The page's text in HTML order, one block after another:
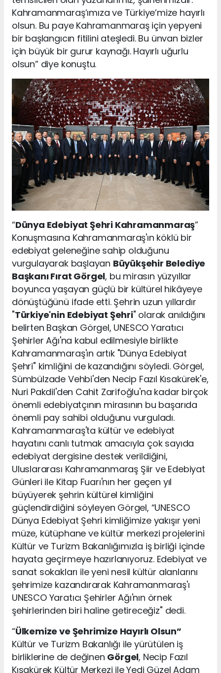
Kahramanmaraş’ımıza ve Türkiye’mize hayırlı
olsun. Bu paye Kahramanmaraş için yepyeni
bir başlangıcın fitilini ateşledi. Bu ünvan bizler
için büyük bir gurur kaynağı. Hayırlı uğurlu
olsun” diye konuştu.
“Dünya Edebiyat Şehri Kahramanmaraş”
Konuşmasına Kahramanmaraş'ın köklü bir
edebiyat geleneğine sahip olduğunu
vurgulayarak başlayan Büyükşehir Belediye
Başkanı Fırat Görgel, bu mirasın yüzyıllar
boyunca yaşayan güçlü bir kültürel hikâyeye
dönüştüğünü ifade etti. Şehrin uzun yıllardır
"Türkiye'nin Edebiyat Şehri" olarak anıldığını
belirten Başkan Görgel, UNESCO Yaratıcı
Şehirler Ağı'na kabul edilmesiyle birlikte
Kahramanmaraş'ın artık "Dünya Edebiyat
Şehri" kimliğini de kazandığını söyledi. Görgel,
Sümbülzade Vehbi'den Necip Fazıl Kısakürek'e,
Nuri Pakdil'den Cahit Zarifoğlu'na kadar birçok
önemli edebiyatçının mirasının bu başarıda
önemli pay sahibi olduğunu vurguladı.
Kahramanmaraş'ta kültür ve edebiyat
hayatını canlı tutmak amacıyla çok sayıda
edebiyat dergisine destek verildiğini,
Uluslararası Kahramanmaraş Şiir ve Edebiyat
Günleri ile Kitap Fuarı'nın her geçen yıl
büyüyerek şehrin kültürel kimliğini
güçlendirdiğini söyleyen Görgel, “UNESCO
Dünya Edebiyat Şehri kimliğimize yakışır yeni
müze, kütüphane ve kültür merkezi projelerini
Kültür ve Turizm Bakanlığımızla iş birliği içinde
hayata geçirmeye hazırlanıyoruz. Edebiyat ve
sanat sokakları ile yeni nesil kültür alanlarını
şehrimize kazandırarak Kahramanmaraş'ı
UNESCO Yaratıcı Şehirler Ağı'nın örnek
şehirlerinden biri haline getireceğiz" dedi.
“Ülkemize ve Şehrimize Hayırlı Olsun”
Kültür ve Turizm Bakanlığı ile yürütülen iş
birliklerine de değinen Görgel, Necip Fazıl
Kısakürek Kültür Merkezi ile Yedi Güzel Adam